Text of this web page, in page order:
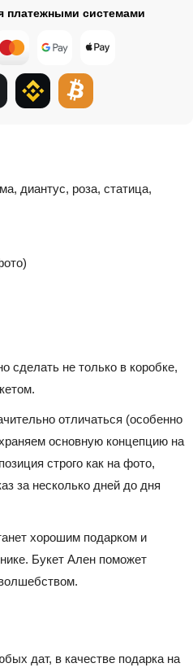
диантус, роза, статица,
сделать не только в коробке,
отличаться (особенно
основную концепцию на
строго как на фото,
за несколько дней до дня
хорошим подарком и
Букет Ален поможет
дат, в качестве подарка на
платежными системами